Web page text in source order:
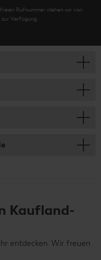
Rufnummer stehen wir von
zur Verfügung.
Kaufland-
entdecken. Wir freuen